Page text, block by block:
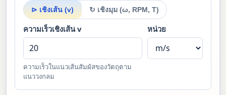
⊳ เชิงเส้น (v) ↻ เชิงมุม (ω, RPM, T)
ความเร็วเชิงเส้น v
ความเร็วในแนวเส้นสัมผัสของวัตถุตาม
แนววงกลม
หน่วย